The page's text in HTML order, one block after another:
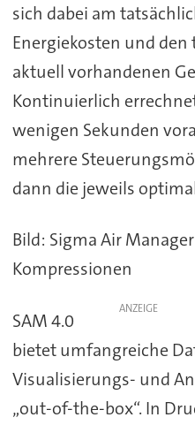
sich dabei am
Energiekosten und
aktuell vorhandenen
Kontinuierlich
wenigen Sekunden
mehrere
dann die jeweils
Bild: Sigma Air
Kompressionen
ANZEIGE
SAM 4.0
bietet umfangreiche
Visualisierungs- und
„out-of-the-box“. In